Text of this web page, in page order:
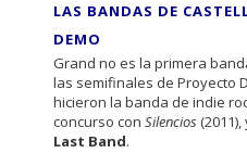
LAS BANDAS DE
DEMO
Grand no es la primera
las semifinales de Proyecto
hicieron la banda de indie
concurso con Silencios
Last Band.